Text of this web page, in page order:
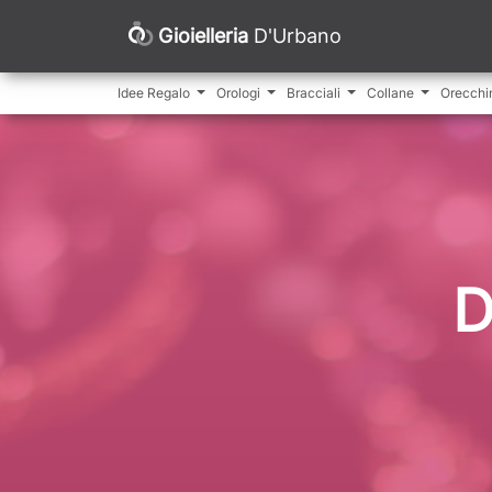
Gioielleria D'Urbano
Idee Regalo Orologi Bracciali Collane